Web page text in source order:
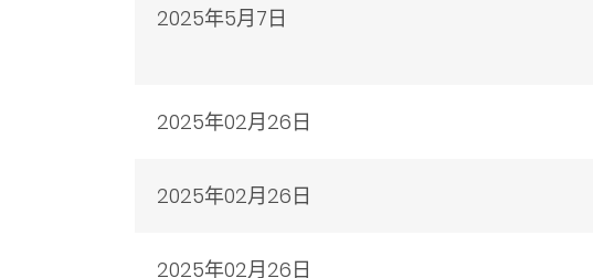
2025年5月7日
2025年02月26日
2025年02月26日
2025年02月26日